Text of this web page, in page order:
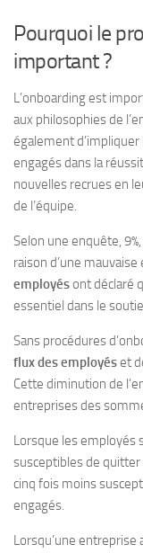
Pourquoi le
important ?
L’onboarding est
aux philosophies de
également
engagés dans la
nouvelles recrues en
de l’équipe.
Selon une enquête,
raison d’une
employésont déclaré
essentiel dans le
Sans procédures
flux des employéset
Cette diminution de
entreprises des
Lorsque les employés
susceptibles de quitter
cinq fois moins
engagés.
Lorsqu’une entreprise